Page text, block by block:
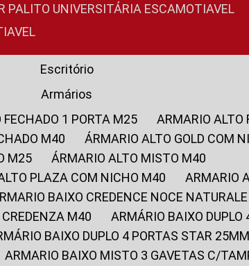
PALITO UNIVERSITÁRIA ESCAMOTIAVEL
Escritório
Armários
FECHADO 1 PORTA M25
ARMARIO
M40
ÁRMARIO ALTO GOLD COM
M25
ÁRMARIO ALTO MISTO M40
ALTO PLAZA COM NICHO M40
ARMARIO
ARMARIO BAIXO CREDENCE NOCE NATURALE
CREDENZA M40
ARMÁRIO BAIXO
BAIXO DUPLO 4 PORTAS STAR 25MM
ARMARIO BAIXO MISTO 3 GAVETAS C/